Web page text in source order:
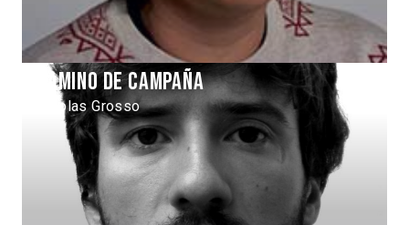
Camino de campaña
Nicolas Grosso